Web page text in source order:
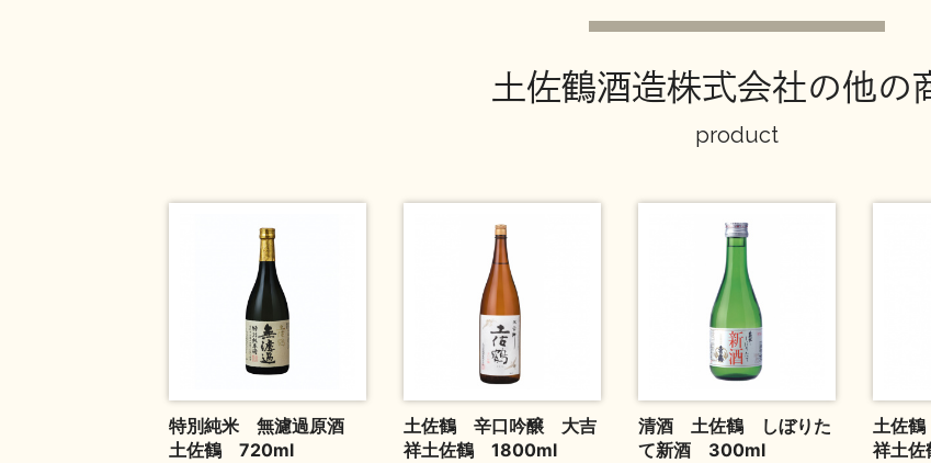
土佐鶴酒造株式会社の他の
product
特別純米 無濾過原酒
土佐鶴 720ml
土佐鶴 辛口吟醸 大吉
祥土佐鶴 1800ml
清酒 土佐鶴 しぼりた
て新酒 300ml
土佐
祥土